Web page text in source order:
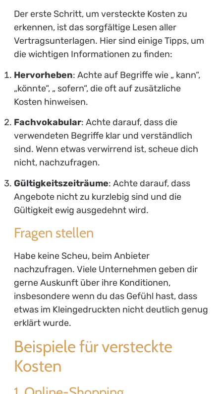
Der erste Schritt, um versteckte Kosten zu
erkennen, ist das sorgfältige Lesen aller
Vertragsunterlagen. Hier sind einige Tipps, um
die wichtigen Informationen zu finden:
Hervorheben: Achte auf Begriffe wie „ kann“,
„könnte“, „ sofern“, die oft auf zusätzliche
Kosten hinweisen.
Fachvokabular: Achte darauf, dass die
verwendeten Begriffe klar und verständlich
sind. Wenn etwas verwirrend ist, scheue dich
nicht, nachzufragen.
Gültigkeitszeiträume: Achte darauf, dass
Angebote nicht zu kurzlebig sind und die
Gültigkeit ewig ausgedehnt wird.
Fragen stellen
Habe keine Scheu, beim Anbieter
nachzufragen. Viele Unternehmen geben dir
gerne Auskunft über ihre Konditionen,
insbesondere wenn du das Gefühl hast, dass
etwas im Kleingedruckten nicht deutlich genug
erklärt wurde.
Beispiele für versteckte
Kosten